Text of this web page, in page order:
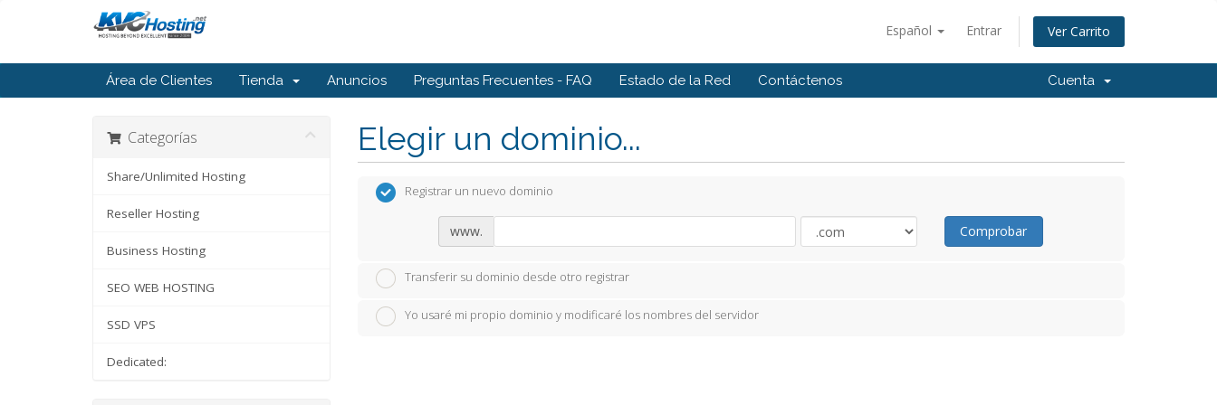
Español Entrar Ver Carrito
Área de Clientes Tienda Anuncios Preguntas Frecuentes - FAQ Estado de la Red Contáctenos Cuenta
Categorías
Share/Unlimited Hosting
Reseller Hosting
Business Hosting
SEO WEB HOSTING
SSD VPS
Dedicated:
Elegir un dominio...
Registrar un nuevo dominio
www. Comprobar
Transferir su dominio desde otro registrar
Yo usaré mi propio dominio y modificaré los nombres del servidor